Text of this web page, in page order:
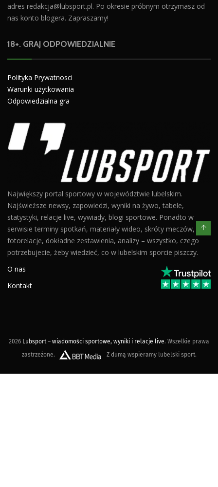
adres redakcja@lubsport.pl. Po okresie próbnym otrzymasz od
nas konto blogera. Zapraszamy!
18+. GRAJ ODPOWIEDZIALNIE
Polityka Prywatnosci
Warunki użytkowania
Odpowiedzialna gra
Największy portal sportowy w województwie lubelskim.
Najświeższe newsy, zapowiedzi, wyniki na żywo, tabele,
statystyki, relacje live, wywiady, blogi sportowe. Ponadto w
serwisie terminy spotkań, materiały wideo, skróty meczów,
fotorelacje, dokładne zestawienia, analizy – wszystko, czego
potrzebujecie, żeby wiedzieć, co w lubelskim sporcie piszczy.
O nas
Kontakt
2026 Lubsport – wiadomości sportowe, wyniki i relacje live. Wszelkie prawa
zastrzeżone.
Z dumą wspieramy lubelski sport.